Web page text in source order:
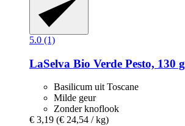
5.0 (1)
LaSelva Bio Verde Pesto, 130 g
Basilicum uit Toscane
Milde geur
Zonder knoflook
€ 3,19 (€ 24,54 / kg)